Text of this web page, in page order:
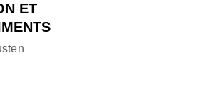
ET